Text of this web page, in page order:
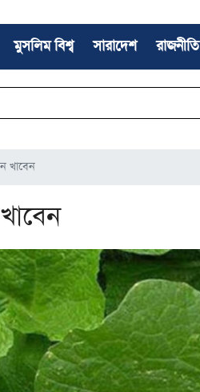
মুসলিম বিশ্ব সারাদেশ রাজনীতি
খাবেন